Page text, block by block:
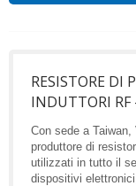
RESISTORE DI
INDUTTORI RF
Con sede a
produttore di
utilizzati in tutto il
dispositivi